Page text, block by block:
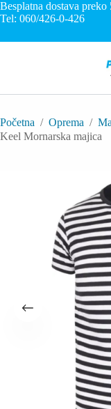
Skip
to
Besplatna dostava preko
Tel: 060/426-0-426
Početna / Oprema /
Keel Mornarska majica